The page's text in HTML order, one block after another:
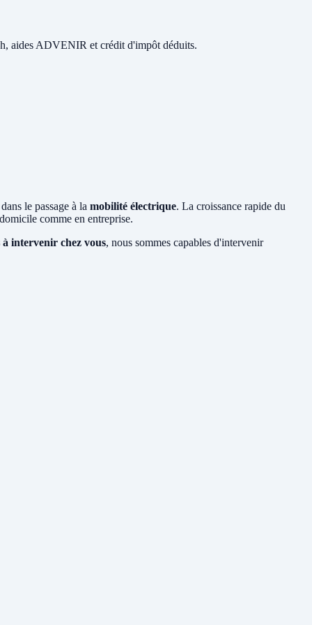
aides ADVENIR et crédit d'impôt déduits.
le passage à la mobilité électrique. La croissance rapide du
comme en entreprise.
à intervenir chez vous, nous sommes capables d'intervenir